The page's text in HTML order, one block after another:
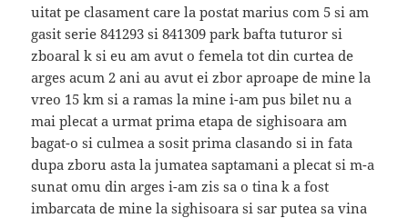
uitat pe clasament care la postat marius com 5 si am
gasit serie 841293 si 841309 park bafta tuturor si
zboaral k si eu am avut o femela tot din curtea de
arges acum 2 ani au avut ei zbor aproape de mine la
vreo 15 km si a ramas la mine i-am pus bilet nu a
mai plecat a urmat prima etapa de sighisoara am
bagat-o si culmea a sosit prima clasando si in fata
dupa zboru asta la jumatea saptamani a plecat si m-a
sunat omu din arges i-am zis sa o tina k a fost
imbarcata de mine la sighisoara si sar putea sa vina